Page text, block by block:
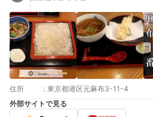
住所 : 東京都港区元麻布3-11-4
外部サイトで見る